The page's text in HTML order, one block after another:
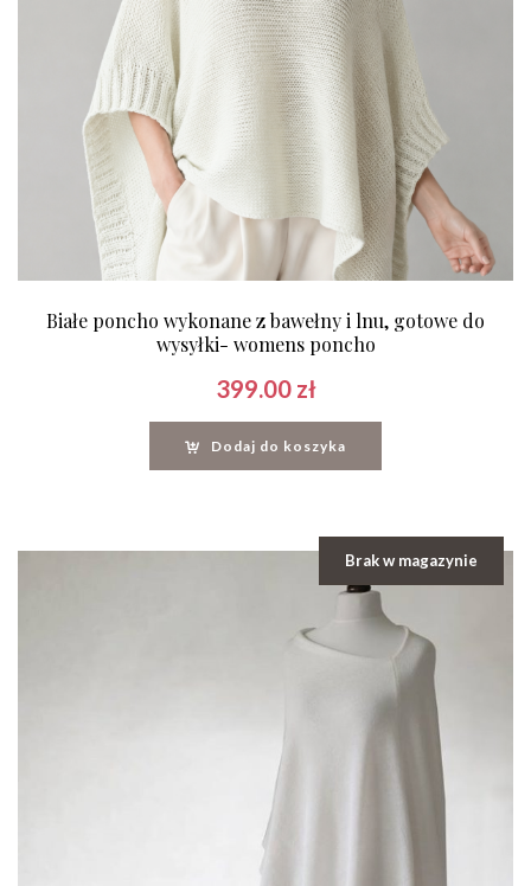
Białe poncho wykonane z bawełny i lnu, gotowe do
wysyłki- womens poncho
399.00 zł
Dodaj do koszyka
Brak w magazynie